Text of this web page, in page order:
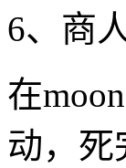
6、商
在
动，死